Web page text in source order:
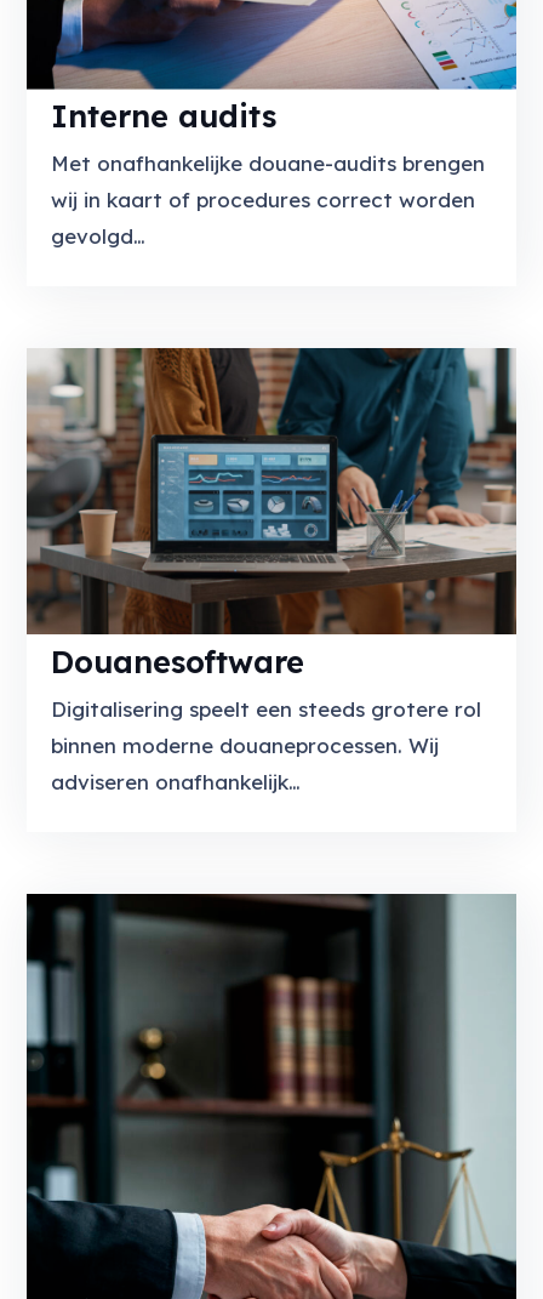
Interne audits
Met onafhankelijke douane-audits brengen
wij in kaart of procedures correct worden
gevolgd…
Douanesoftware
Digitalisering speelt een steeds grotere rol
binnen moderne douaneprocessen. Wij
adviseren onafhankelijk…